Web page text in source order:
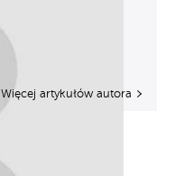
Więcej artykułów autora